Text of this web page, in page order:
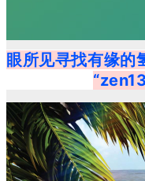
眼所见寻找有缘的